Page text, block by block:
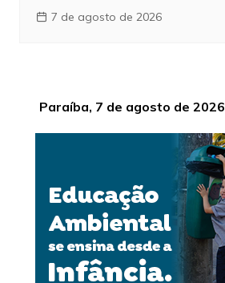
7 de agosto de 2026
Paraíba, 7 de agosto de 2026